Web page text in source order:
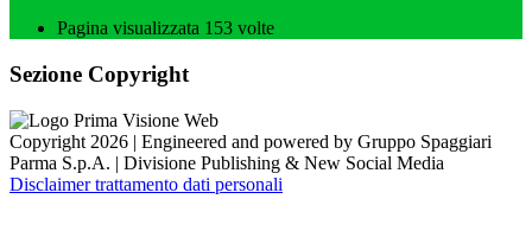
Pagina visualizzata 153 volte
Sezione Copyright
Copyright 2026 | Engineered and powered by Gruppo Spaggiari
Parma S.p.A. | Divisione Publishing & New Social Media
Disclaimer trattamento dati personali